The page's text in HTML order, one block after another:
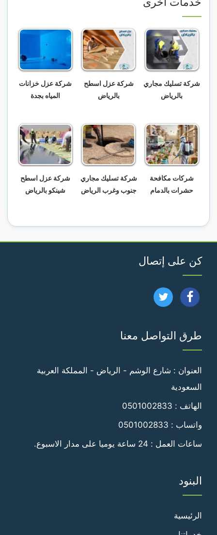
شركة تسليك مجاري
بالرياض
شركة عزل اسطح
بالرياض
شركة عزل خزانات
المياه بجدة
شركات مكافحة
حشرات بالدمام
شركة تسليك مجاري
جنوب وغرب الرياض
شركة عزل اسطح
شينكو بالرياض
كن على إتصال
تابعنا
فيسبوك
تابعنا
طرق التواصل معنا
العنوان : شارع الوشم - الرياض - المملكة العربية
السعودية
الهاتف : 0501002833
واتساب : 0501002833
ساعات العمل : 24 ساعة يوميا على مدار الاسبوع.
البنود
الرئيسية